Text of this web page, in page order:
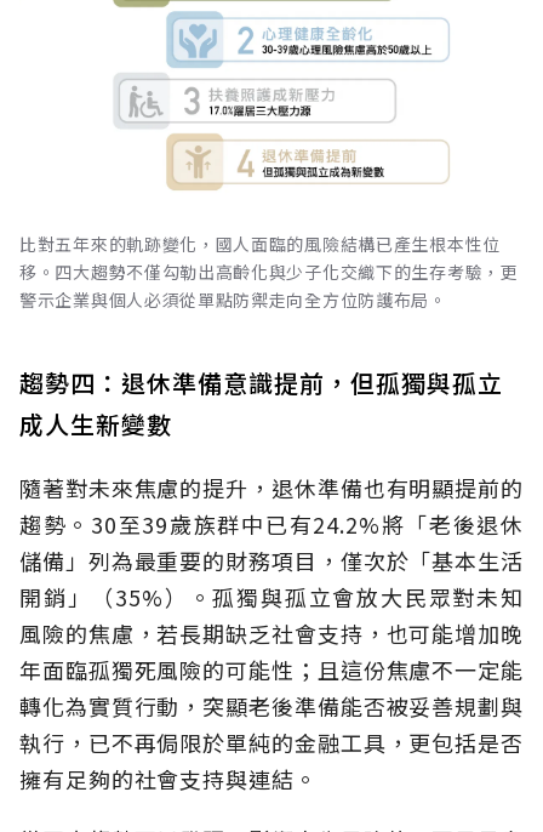
比對五年來的軌跡變化，國人面臨的風險結構已產生根本性位
移。四大趨勢不僅勾勒出高齡化與少子化交織下的生存考驗，更
警示企業與個人必須從單點防禦走向全方位防護布局。
趨勢四：退休準備意識提前，但孤獨與孤立
成人生新變數
隨著對未來焦慮的提升，退休準備也有明顯提前的
趨勢。30至39歲族群中已有24.2%將「老後退休
儲備」列為最重要的財務項目，僅次於「基本生活
開銷」（35%）。孤獨與孤立會放大民眾對未知
風險的焦慮，若長期缺乏社會支持，也可能增加晚
年面臨孤獨死風險的可能性；且這份焦慮不一定能
轉化為實質行動，突顯老後準備能否被妥善規劃與
執行，已不再侷限於單純的金融工具，更包括是否
擁有足夠的社會支持與連結。